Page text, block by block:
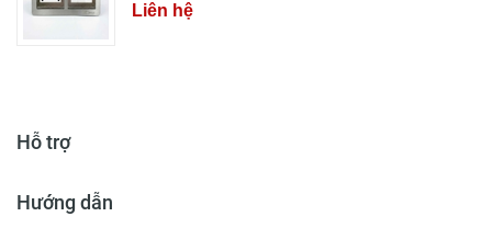
Liên hệ
Hỗ trợ
Hướng dẫn